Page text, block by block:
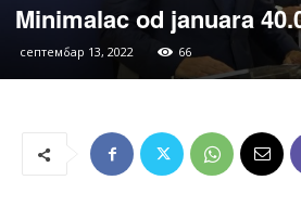
Minimalac od januara
септембар 13, 2022 66